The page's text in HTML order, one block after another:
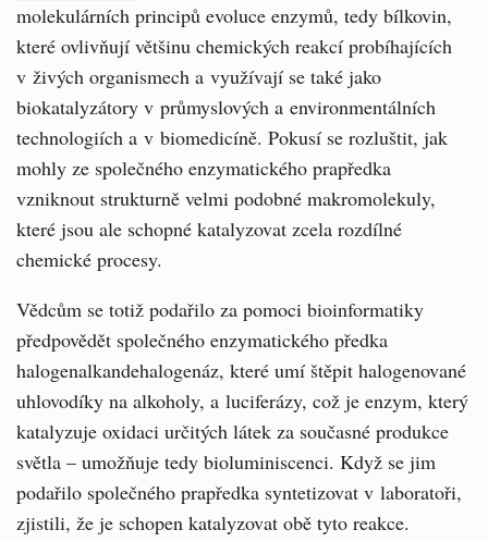
molekulárních principů evoluce enzymů, tedy bílkovin,
které ovlivňují většinu chemických reakcí probíhajících
v živých organismech a využívají se také jako
biokatalyzátory v průmyslových a environmentálních
technologiích a v biomedicíně. Pokusí se rozluštit, jak
mohly ze společného enzymatického prapředka
vzniknout strukturně velmi podobné makromolekuly,
které jsou ale schopné katalyzovat zcela rozdílné
chemické procesy.
Vědcům se totiž podařilo za pomoci bioinformatiky
předpovědět společného enzymatického předka
halogenalkandehalogenáz, které umí štěpit halogenované
uhlovodíky na alkoholy, a luciferázy, což je enzym, který
katalyzuje oxidaci určitých látek za současné produkce
světla – umožňuje tedy bioluminiscenci. Když se jim
podařilo společného prapředka syntetizovat v laboratoři,
zjistili, že je schopen katalyzovat obě tyto reakce.